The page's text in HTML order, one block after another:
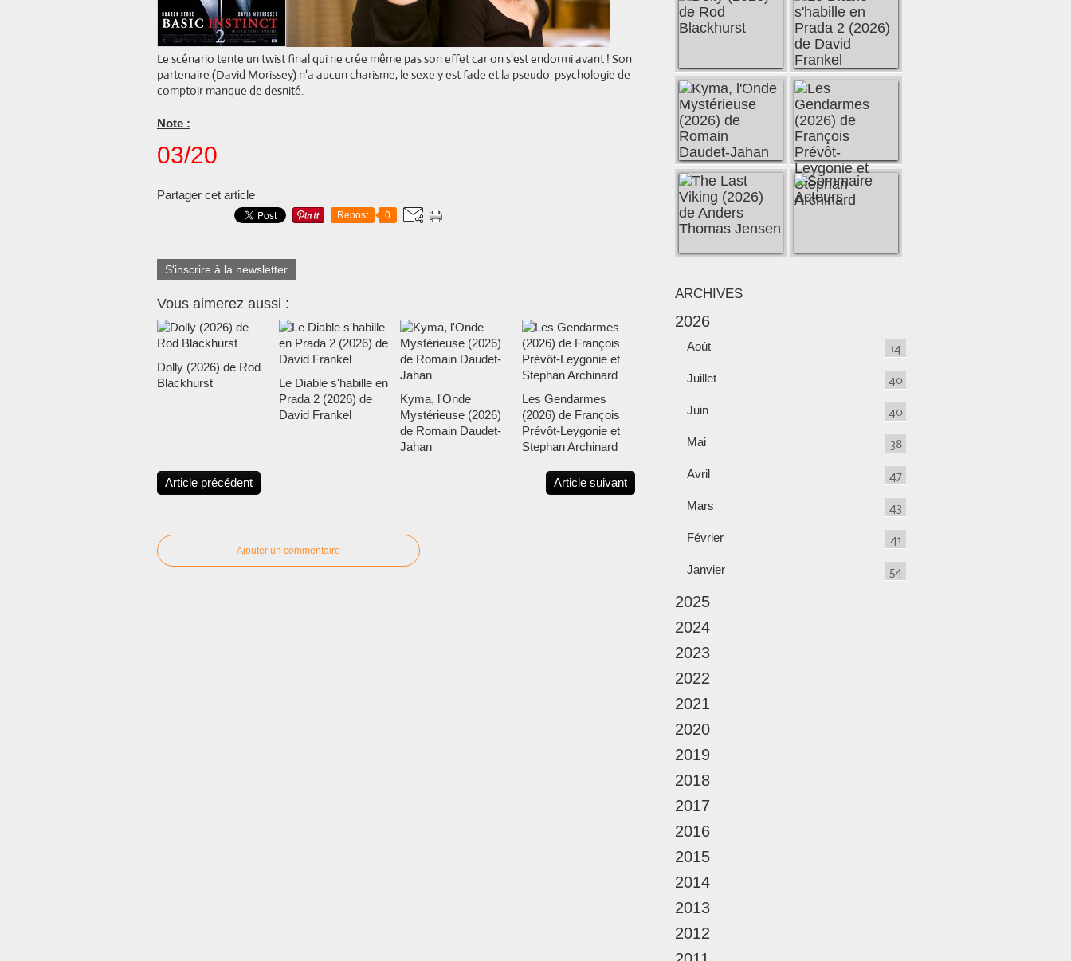
Le scénario tente un twist final qui ne crée même pas son effet car on s'est endormi avant ! Son
partenaire (David Morissey) n'a aucun charisme, le sexe y est fade et la pseudo-psychologie de
comptoir manque de desnité.
Note :
03/20
Partager cet article
Repost 0
S'inscrire à la newsletter
Vous aimerez aussi :
Dolly (2026) de Rod
Blackhurst
Le Diable s'habille en
Prada 2 (2026) de
David Frankel
Kyma, l'Onde
Mystérieuse (2026)
de Romain Daudet-
Jahan
Les Gendarmes
(2026) de François
Prévôt-Leygonie et
Stephan Archinard
Article précédent Article suivant
Ajouter un commentaire
ARCHIVES
2026
Août 14
Juillet 40
Juin 40
Mai 38
Avril 47
Mars 43
Février 41
Janvier 54
2025
2024
2023
2022
2021
2020
2019
2018
2017
2016
2015
2014
2013
2012